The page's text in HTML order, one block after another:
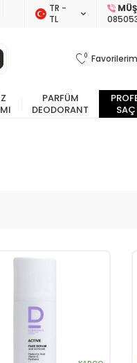
TR −
TL
0 Favorilerim
PARFÜM
DEODORANT